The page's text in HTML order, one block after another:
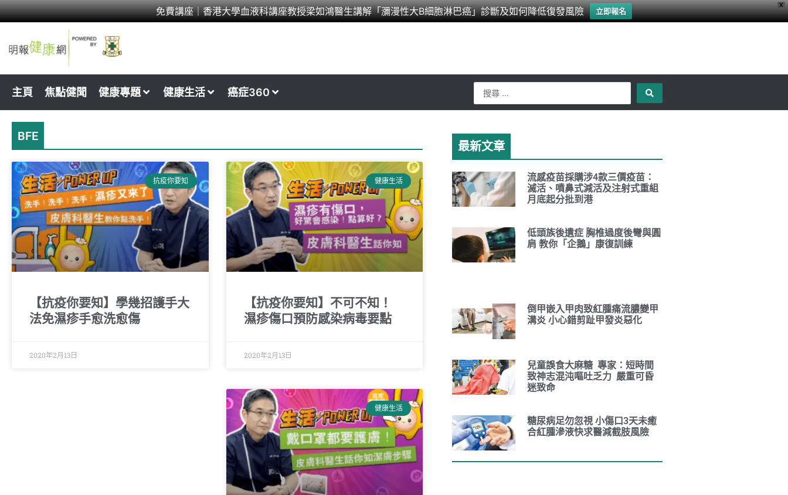
X
免費講座｜香港大學血液科講座教授梁如鴻醫生講解「瀰漫性大B細胞淋巴癌」診斷及如何降低復發風險 立即報名
Skip
to
content
主頁 焦點健聞 健康專題 健康生活 癌症360
Search
...
BFE
抗疫你要知
【抗疫你要知】學幾招護手大
法免濕疹手愈洗愈傷
2020年2月13日
健康生活
【抗疫你要知】不可不知！
濕疹傷口預防感染病毒要點
2020年2月13日
健康生活
最新文章
流感疫苗採購涉4款三價疫苗：
滅活、噴鼻式減活及注射式重組
月底起分批到港
低頭族後遺症 胸椎過度後彎與圓
肩 教你「企鵝」康復訓練
倒甲嵌入甲肉致紅腫痛流膿變甲
溝炎 小心錯剪趾甲發炎惡化
兒童誤食大麻糖 專家：短時間
致神志混沌嘔吐乏力 嚴重可昏
迷致命
糖尿病足勿忽視 小傷口3天未癒
合紅腫滲液快求醫減截肢風險